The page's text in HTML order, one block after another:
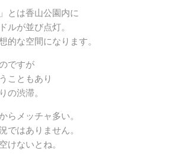
とは香山公園内に
ルが並び点灯。
的な空間になります。
ですが
こともあり
の渋滞。
らメッチャ多い。
ではありません。
けないとね。